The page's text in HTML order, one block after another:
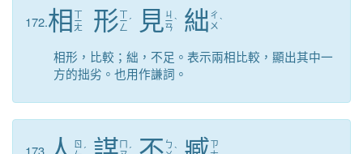
172.相 ㄒ
ㄧ
ㄤ 形ㄒ
ㄧ
ㄥ
ˊ 見 ㄐ
ㄧ
ㄢ
ˋ 絀 ㄔ
ㄨ ˋ
相形，比較；絀，不足。表示兩相比較，顯出其中一
方的拙劣。也用作謙詞。
173.
ㄖ
ˊ
ㄇ
ˊ
ㄅ
ˋ
ㄗ